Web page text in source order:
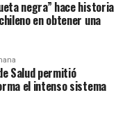
negra” hace historia
en obtener una
Salud permitió
el intenso sistema